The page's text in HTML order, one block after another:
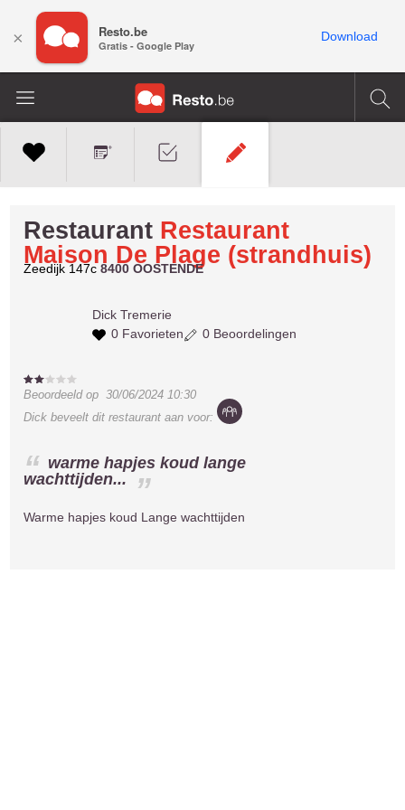
Restaurant Restaurant
Maison De Plage (strandhuis)
Zeedijk 147c8400 OOSTENDE
Dick Tremerie
0 Favorieten
0 Beoordelingen
Beoordeeld op30/06/2024 10:30
Dick beveelt dit restaurant aan voor:
warme hapjes koud lange
wachttijden...
Warme hapjes koud Lange wachttijden
× Resto.be
Gratis - Google Play
Download